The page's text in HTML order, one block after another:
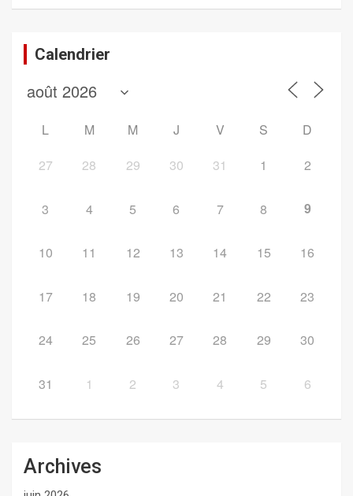
Calendrier
L M M J V S
D
27
28 29 30 31 1 2
3 4 5 6 7 8 9
10 11 12 13 14 15 16
17 18 19 20 21 22 23
24 25 26 27 28 29 30
31 1 2 3 4 5 6
Archives